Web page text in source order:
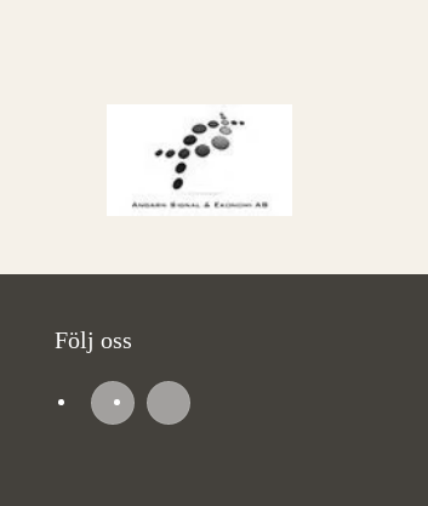
Följ oss